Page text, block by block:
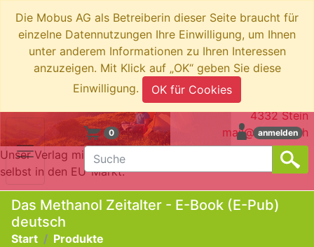
Die Mobus AG als Betreiberin dieser Seite braucht für
einzelne Datennutzungen Ihre Einwilligung, um Ihnen
unter anderem Informationen zu Ihren Interessen
anzuzeigen. Mit Klick auf „OK“ geben Sie diese
Einwilligung.
OK für Cookies
0 anmelden
swiboo.ch by Mobus AG
Brotkorbstrasse 3
4332 Stein
mail@swiboo.ch
Unser Verlag mit Schweizer Adresse bringt die Produkte
selbst in den EU-Markt.
Das Methanol Zeitalter - E-Book (E-Pub)
deutsch
Start
Produkte